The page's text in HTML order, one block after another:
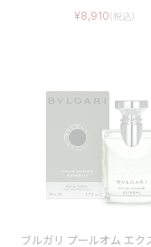
8,910
ブルガリ プールオム エク